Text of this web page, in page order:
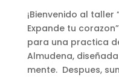
¡Bienvenido al taller
Expande tu
para una practica
Almudena,
mente. Despues,